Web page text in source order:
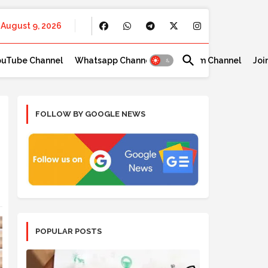
August 9, 2026
Channel Whatsapp Channel Telegram Channel
FOLLOW BY GOOGLE NEWS
POPULAR POSTS